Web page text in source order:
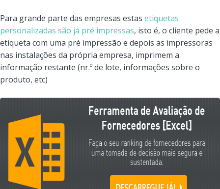
Para grande parte das empresas estas etiquetas
personalizadas são já pré impressas, isto é, o cliente pede a
etiqueta com uma pré impressão e depois as impressoras
nas instalações da própria empresa, imprimem a
informação restante (nr.º de lote, informações sobre o
produto, etc)